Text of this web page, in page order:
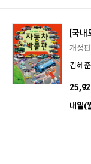
[국내
개정
김혜준
내일(